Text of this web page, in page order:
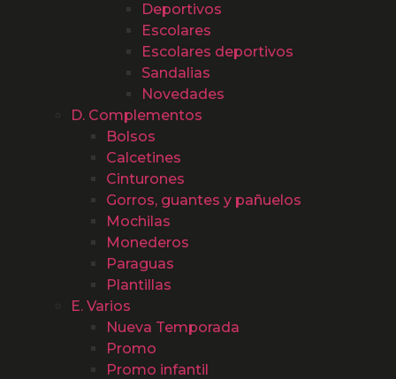
Deportivos
Escolares
Escolares deportivos
Sandalias
Novedades
D. Complementos
Bolsos
Calcetines
Cinturones
Gorros, guantes y pañuelos
Mochilas
Monederos
Paraguas
Plantillas
E. Varios
Nueva Temporada
Promo
Promo infantil